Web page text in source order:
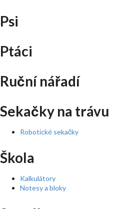
Psi
Ptáci
Ruční nářadí
Sekačky na trávu
Robotické sekačky
Škola
Kalkulátory
Notesy a bloky